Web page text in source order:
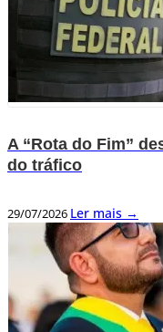
A “Rota do Fim”
do tráfico
29/07/2026 Ler mais →